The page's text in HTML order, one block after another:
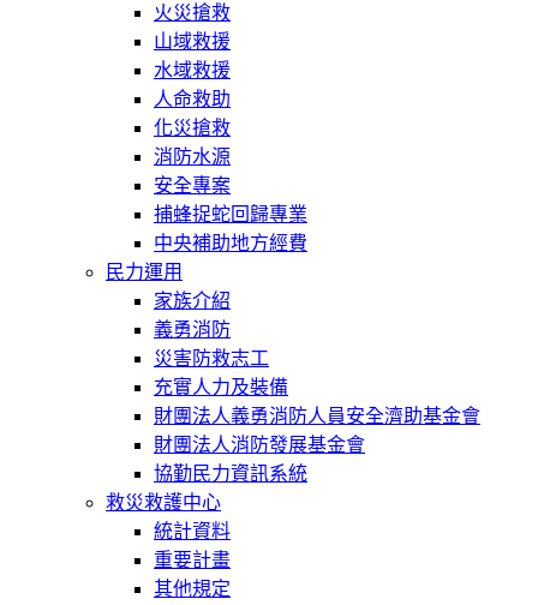
火災搶救
山域救援
水域救援
人命救助
化災搶救
消防水源
安全專案
捕蜂捉蛇回歸專業
中央補助地方經費
民力運用
家族介紹
義勇消防
災害防救志工
充實人力及裝備
財團法人義勇消防人員安全濟助基金會
財團法人消防發展基金會
協勤民力資訊系統
救災救護中心
統計資料
重要計畫
其他規定